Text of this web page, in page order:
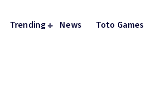
Trending News Toto Games